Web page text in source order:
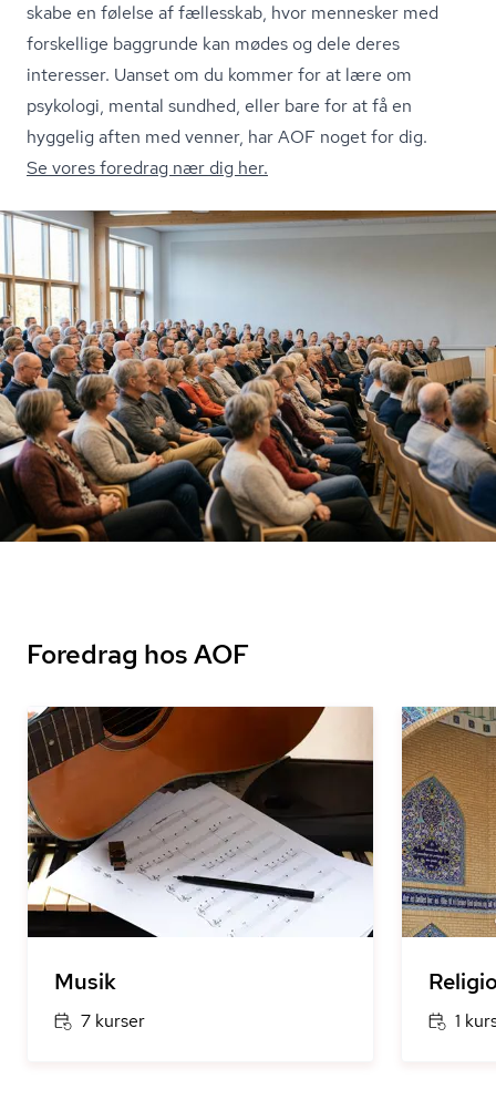
skabe en følelse af fællesskab, hvor mennesker med
forskellige baggrunde kan mødes og dele deres
interesser. Uanset om du kommer for at lære om
psykologi, mental sundhed, eller bare for at få en
hyggelig aften med venner, har AOF noget for dig.
Se vores foredrag nær dig her.
Foredrag hos AOF
Musik
7 kurser 1